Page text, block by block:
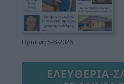
Πρωινή 5-8-2026